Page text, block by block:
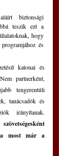
biztonsági
teszik ezt a
hogy
és
katonai és
partnerként,
tengerentúli
tanácsadók és
most már a